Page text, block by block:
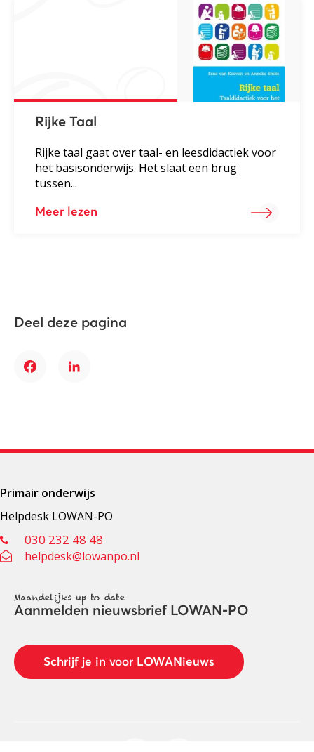
Rijke Taal
Rijke taal gaat over taal- en leesdidactiek voor
het basisonderwijs. Het slaat een brug
tussen...
Meer lezen
Deel deze pagina
FacebookLinkedIn
Primair onderwijs
Helpdesk LOWAN-PO
030 232 48 48
helpdesk@lowanpo.nl
Maandelijks up to date
Aanmelden nieuwsbrief LOWAN-PO
Schrijf je in voor LOWANieuws